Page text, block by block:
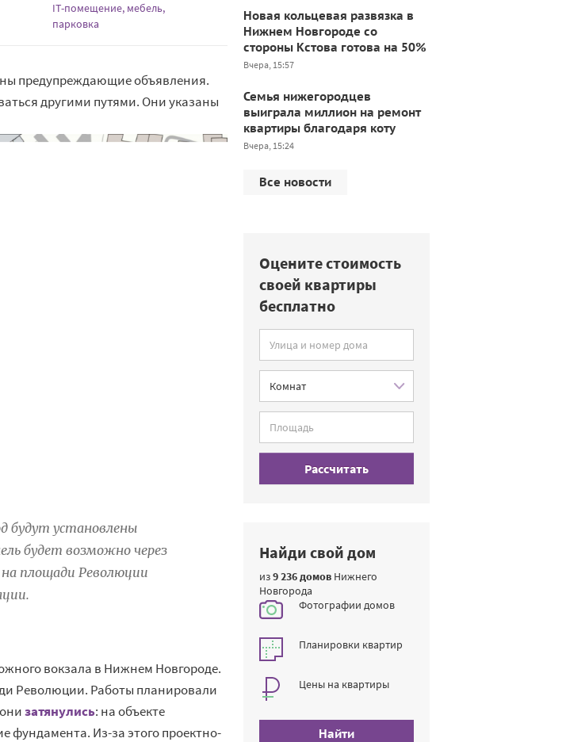
IT-помещение, мебель,
парковка
предупреждающие объявления.
другими путями. Они указаны
будут установлены
будет возможно через
площади Революции
вокзала в Нижнем Новгороде.
Революции. Работы планировали
затянулись: на объекте
фундамента. Из-за этого проектно-
Новая кольцевая развязка в
Нижнем Новгороде со
стороны Кстова готова на 50%
Вчера, 15:57
Семья нижегородцев
выиграла миллион на ремонт
квартиры благодаря коту
Вчера, 15:24
Все новости
Оцените стоимость
своей квартиры
бесплатно
Рассчитать
Найди свой дом
из9 236 домов Нижнего
Новгорода
Фотографии домов
Планировки квартир
Цены на квартиры
Найти